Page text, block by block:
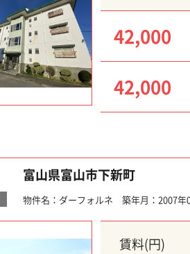
42,000
42,000
富山県富山市下新町
物件名：ダーフォルネ 築年月：2007
賃料(円)